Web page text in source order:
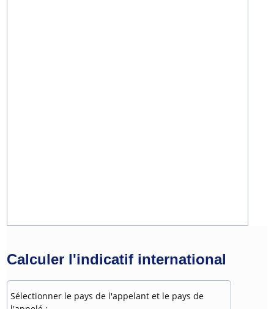
Calculer l'indicatif international
Sélectionner le pays de l'appelant et le pays de